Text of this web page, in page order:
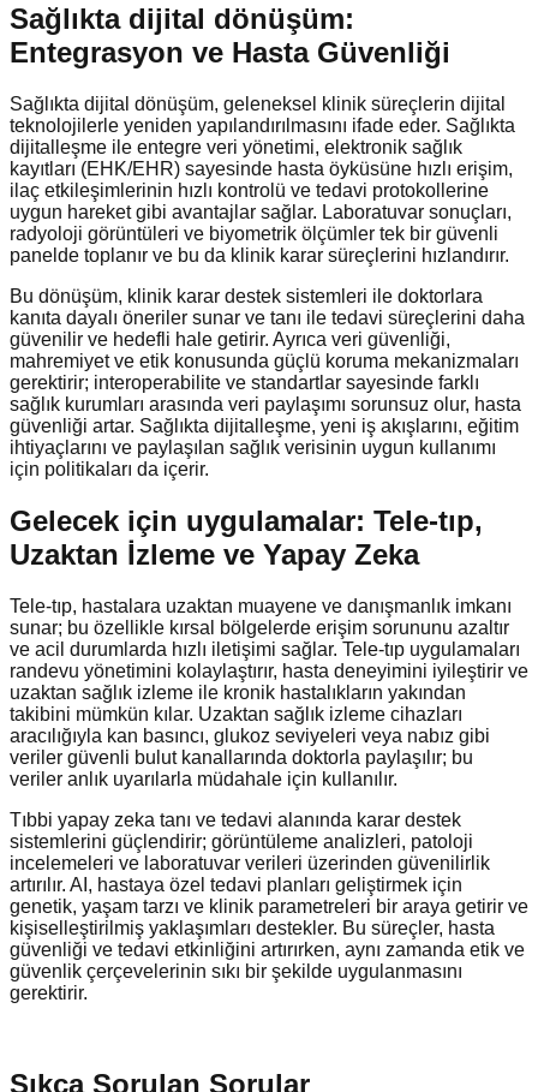
Sağlıkta dijital dönüşüm:
Entegrasyon ve Hasta Güvenliği
Sağlıkta dijital dönüşüm, geleneksel klinik süreçlerin dijital
teknolojilerle yeniden yapılandırılmasını ifade eder. Sağlıkta
dijitalleşme ile entegre veri yönetimi, elektronik sağlık
kayıtları (EHK/EHR) sayesinde hasta öyküsüne hızlı erişim,
ilaç etkileşimlerinin hızlı kontrolü ve tedavi protokollerine
uygun hareket gibi avantajlar sağlar. Laboratuvar sonuçları,
radyoloji görüntüleri ve biyometrik ölçümler tek bir güvenli
panelde toplanır ve bu da klinik karar süreçlerini hızlandırır.
Bu dönüşüm, klinik karar destek sistemleri ile doktorlara
kanıta dayalı öneriler sunar ve tanı ile tedavi süreçlerini daha
güvenilir ve hedefli hale getirir. Ayrıca veri güvenliği,
mahremiyet ve etik konusunda güçlü koruma mekanizmaları
gerektirir; interoperabilite ve standartlar sayesinde farklı
sağlık kurumları arasında veri paylaşımı sorunsuz olur, hasta
güvenliği artar. Sağlıkta dijitalleşme, yeni iş akışlarını, eğitim
ihtiyaçlarını ve paylaşılan sağlık verisinin uygun kullanımı
için politikaları da içerir.
Gelecek için uygulamalar: Tele-tıp,
Uzaktan İzleme ve Yapay Zeka
Tele-tıp, hastalara uzaktan muayene ve danışmanlık imkanı
sunar; bu özellikle kırsal bölgelerde erişim sorununu azaltır
ve acil durumlarda hızlı iletişimi sağlar. Tele-tıp uygulamaları
randevu yönetimini kolaylaştırır, hasta deneyimini iyileştirir ve
uzaktan sağlık izleme ile kronik hastalıkların yakından
takibini mümkün kılar. Uzaktan sağlık izleme cihazları
aracılığıyla kan basıncı, glukoz seviyeleri veya nabız gibi
veriler güvenli bulut kanallarında doktorla paylaşılır; bu
veriler anlık uyarılarla müdahale için kullanılır.
Tıbbi yapay zeka tanı ve tedavi alanında karar destek
sistemlerini güçlendirir; görüntüleme analizleri, patoloji
incelemeleri ve laboratuvar verileri üzerinden güvenilirlik
artırılır. AI, hastaya özel tedavi planları geliştirmek için
genetik, yaşam tarzı ve klinik parametreleri bir araya getirir ve
kişiselleştirilmiş yaklaşımları destekler. Bu süreçler, hasta
güvenliği ve tedavi etkinliğini artırırken, aynı zamanda etik ve
güvenlik çerçevelerinin sıkı bir şekilde uygulanmasını
gerektirir.
Sıkça Sorulan Sorular